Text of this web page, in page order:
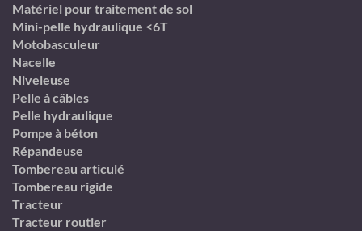
Matériel pour traitement de sol
Mini-pelle hydraulique <6T
Motobasculeur
Nacelle
Niveleuse
Pelle à câbles
Pelle hydraulique
Pompe à béton
Répandeuse
Tombereau articulé
Tombereau rigide
Tracteur
Tracteur routier